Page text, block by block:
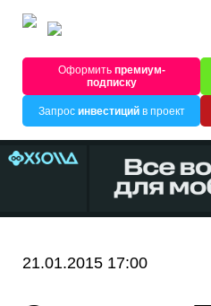
Оформитьпремиум-
подписку
Запрос инвестицийв проект
21.01.2015 17:00